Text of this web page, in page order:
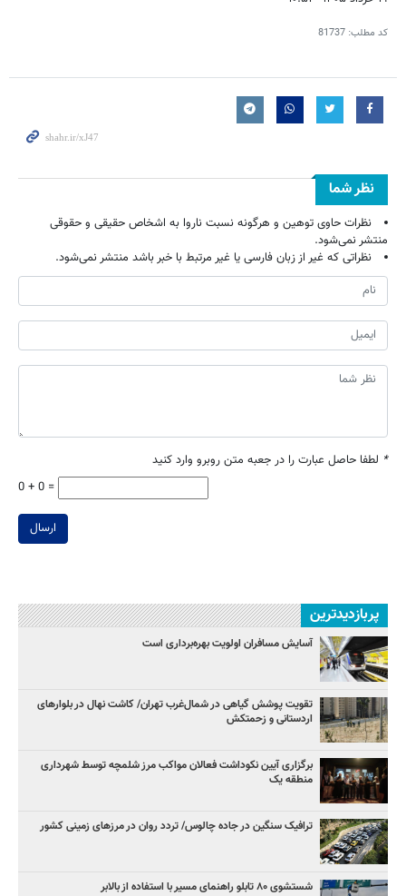
کد مطلب: 81737
نظر شما
نظرات حاوی توهین و هرگونه نسبت ناروا به اشخاص حقیقی و حقوقی
منتشر نمی‌شود.
نظراتی که غیر از زبان فارسی یا غیر مرتبط با خبر باشد منتشر نمی‌شود.
* لطفا حاصل عبارت را در جعبه متن روبرو وارد کنید
0 + 0 =
ارسال
پربازدیدترین
آسایش مسافران اولویت بهره‌برداری است
تقویت پوشش گیاهی در شمال‌غرب تهران/ کاشت نهال در بلوارهای
اردستانی و زحمتکش
برگزاری آیین نکوداشت فعالان مواکب مرز شلمچه توسط شهرداری
منطقه یک
ترافیک سنگین در جاده چالوس/ تردد روان در مرزهای زمینی کشور
شستشوی ۸۰ تابلو راهنمای مسیر با استفاده از بالابر